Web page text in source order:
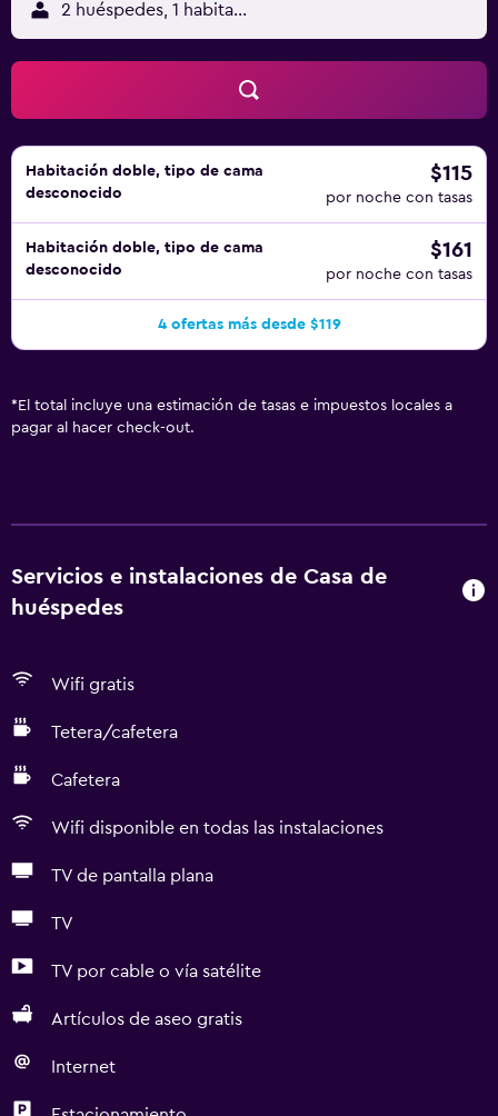
2 huéspedes, 1 habitación
Habitación doble, tipo de cama
desconocido
$115
por noche con tasas
Habitación doble, tipo de cama
desconocido
$161
por noche con tasas
4 ofertas más desde $119
* El total incluye una estimación de tasas e impuestos locales a
pagar al hacer check-out.
Servicios e instalaciones de Casa de
huéspedes
Wifi gratis
Tetera/cafetera
Cafetera
Wifi disponible en todas las instalaciones
TV de pantalla plana
TV
TV por cable o vía satélite
Artículos de aseo gratis
Internet